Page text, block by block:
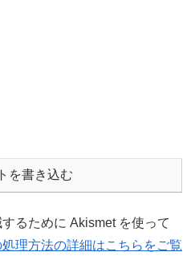
を書き込む
るために Akismet を使って
理方法の詳細はこちらをご覧